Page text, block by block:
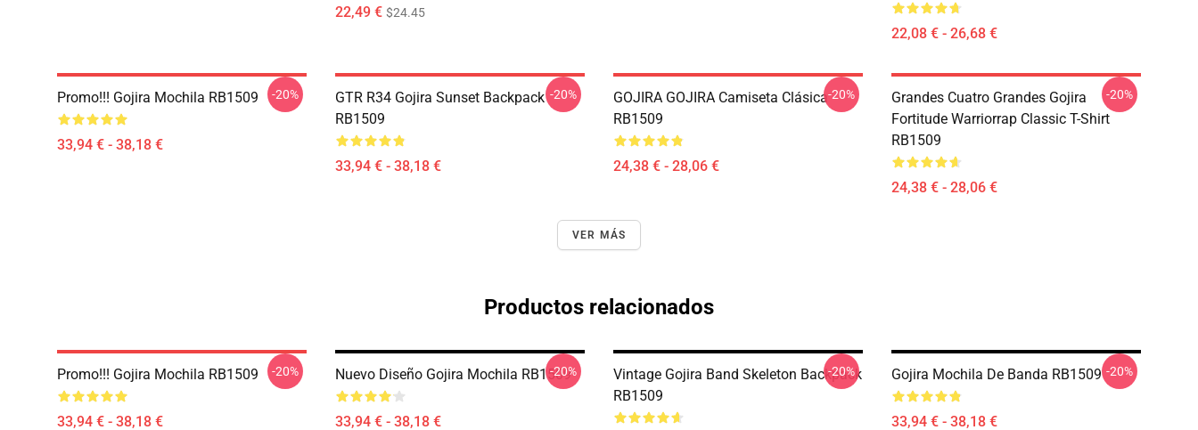
22,49 € $24.45
22,08 € - 26,68 €
Promo!!! Gojira Mochila RB1509
33,94 € - 38,18 €
-20%
GTR R34 Gojira Sunset Backpack
RB1509
33,94 € - 38,18 €
-20%
GOJIRA GOJIRA Camiseta Clásica
RB1509
24,38 € - 28,06 €
-20%
Grandes Cuatro Grandes Gojira
Fortitude Warriorrap Classic T-Shirt
RB1509
24,38 € - 28,06 €
-20%
VER MÁS
Productos relacionados
Promo!!! Gojira Mochila RB1509
33,94 € - 38,18 €
-20% Nuevo Diseño Gojira Mochila RB1509
33,94 € - 38,18 €
-20%
Vintage Gojira Band Skeleton Backpack
RB1509
-20% Gojira Mochila De Banda RB1509
33,94 € - 38,18 €
-20%